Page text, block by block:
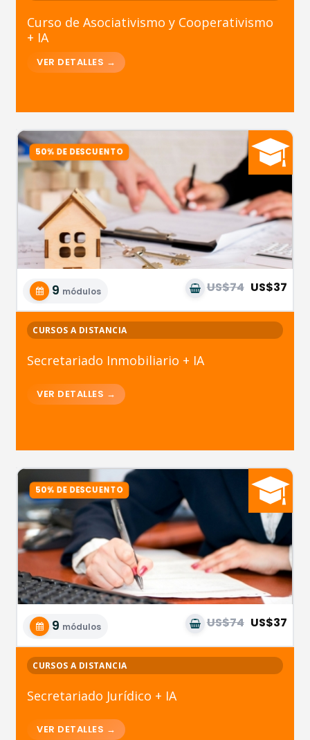
Curso de Asociativismo y Cooperativismo
+ IA
9 módulos US$74 US$37
CURSOS A DISTANCIA
Secretariado Inmobiliario + IA
9 módulos US$74 US$37
CURSOS A DISTANCIA
Secretariado Jurídico + IA